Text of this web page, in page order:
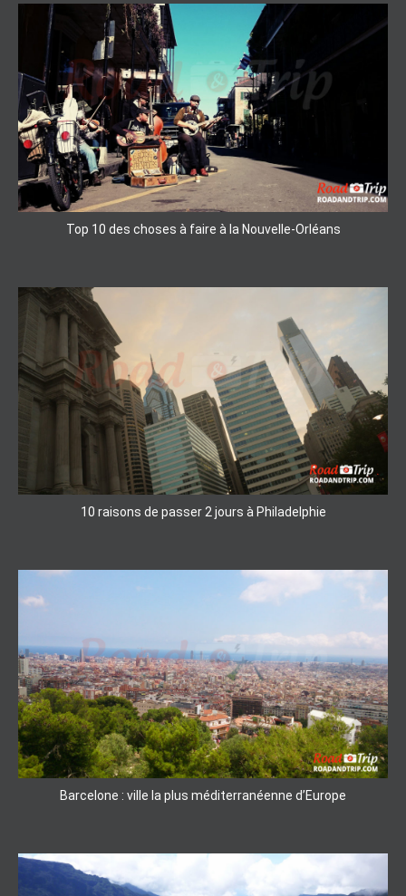
Top 10 des choses à faire à la Nouvelle-Orléans
10 raisons de passer 2 jours à Philadelphie
Barcelone : ville la plus méditerranéenne d’Europe